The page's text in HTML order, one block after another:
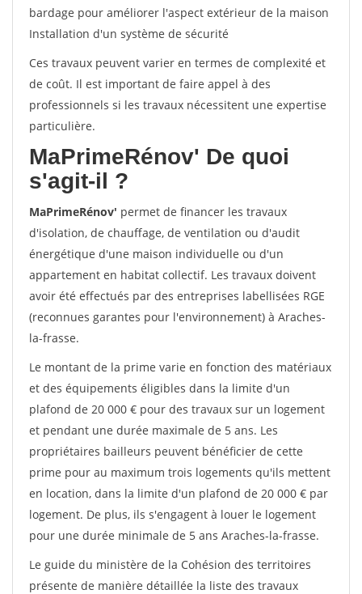
bardage pour améliorer l'aspect extérieur de la maison
Installation d'un système de sécurité
Ces travaux peuvent varier en termes de complexité et
de coût. Il est important de faire appel à des
professionnels si les travaux nécessitent une expertise
particulière.
MaPrimeRénov' De quoi
s'agit-il ?
MaPrimeRénov' permet de financer les travaux
d'isolation, de chauffage, de ventilation ou d'audit
énergétique d'une maison individuelle ou d'un
appartement en habitat collectif. Les travaux doivent
avoir été effectués par des entreprises labellisées RGE
(reconnues garantes pour l'environnement) à Araches-
la-frasse.
Le montant de la prime varie en fonction des matériaux
et des équipements éligibles dans la limite d'un
plafond de 20 000 € pour des travaux sur un logement
et pendant une durée maximale de 5 ans. Les
propriétaires bailleurs peuvent bénéficier de cette
prime pour au maximum trois logements qu'ils mettent
en location, dans la limite d'un plafond de 20 000 € par
logement. De plus, ils s'engagent à louer le logement
pour une durée minimale de 5 ans Araches-la-frasse.
Le guide du ministère de la Cohésion des territoires
présente de manière détaillée la liste des travaux